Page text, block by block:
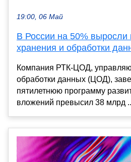
19:00, 06 Май
В России на 50%
хранения и обработки
Компания РТК-ЦОД,
обработки данных (ЦОД),
пятилетнюю программу
вложений превысил 38 млрд